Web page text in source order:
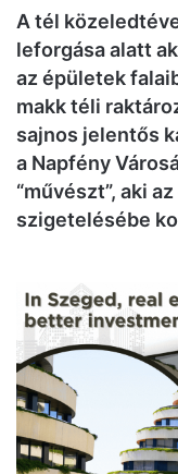
A tél
leforgása alatt
az épületek
makk téli
sajnos jelentős
a Napfény
“művészt”, aki
szigetelésébe